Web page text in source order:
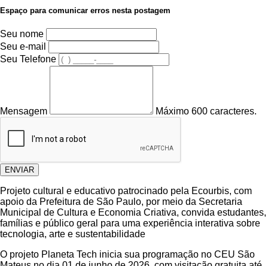
Espaço para comunicar erros nesta postagem
Seu nome
Seu e-mail
Seu Telefone
Mensagem Máximo 600 caracteres.
ENVIAR
Projeto cultural e educativo patrocinado pela Ecourbis, com
apoio da Prefeitura de São Paulo, por meio da Secretaria
Municipal de Cultura e Economia Criativa, convida estudantes,
famílias e público geral para uma experiência interativa sobre
tecnologia, arte e sustentabilidade
O projeto Planeta Tech inicia sua programação no CEU São